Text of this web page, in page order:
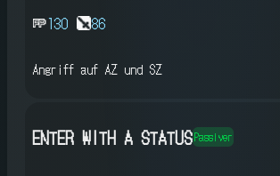
130 86
Angriff auf AZ und SZ
ENTER WITH A STATUSPassiver